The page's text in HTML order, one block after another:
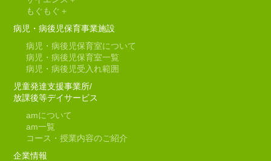
もぐもぐ＋
病児・病後児保育事業施設
病児・病後児保育室について
病児・病後児保育室一覧
病児・病後児受入れ範囲
児童発達支援事業所/
放課後等デイサービス
amについて
am一覧
コース・授業内容のご紹介
企業情報